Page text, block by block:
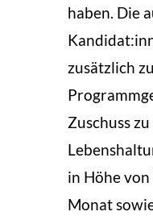
haben. Die
zusätzlich
Zuschuss
in Höhe von
Monat